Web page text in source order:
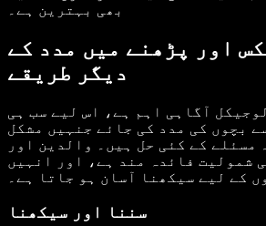
اور پڑھنے میں مدد کے
دیگر طریقے
آگاہی اہم ہے، اس لیے سب ہی
بچوں کی مدد کی جائے جنہیں مشکل
مسئلے کے کئی حل ہیں۔ والدین اور
شمولیت فائدہ مند ہے، اور انہیں
سننا اور سیکھنا